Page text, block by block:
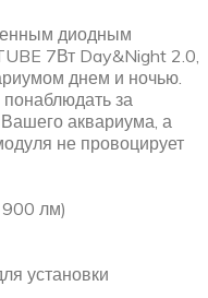
диодным
7Вт Day&Night 2.0,
днем и ночью.
за
аквариума, а
не провоцирует
лм)
установки